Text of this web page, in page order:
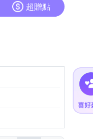
超贈點